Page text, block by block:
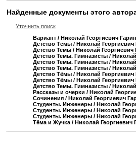
Найденные документы этого
Уточнить поиск
Вариант / Николай Георгиевич
Детство Тёмы / Николай
Детство Темы / Николай
Детство Темы. Гимназисты /
Детство Темы. Гимназисты /
Детство Темы. Гимназисты /
Детство Тёмы / Николай
Детство Тёмы / Николай
Детство Темы. Гимназисты /
Рассказы и очерки / Николай
Сочинения / Николай Георгиевич
Студенты. Инженеры / Николай
Студенты. Инженеры / Николай
Студенты. Инженеры / Николай
Тёма и Жучка / Николай Георгиевич